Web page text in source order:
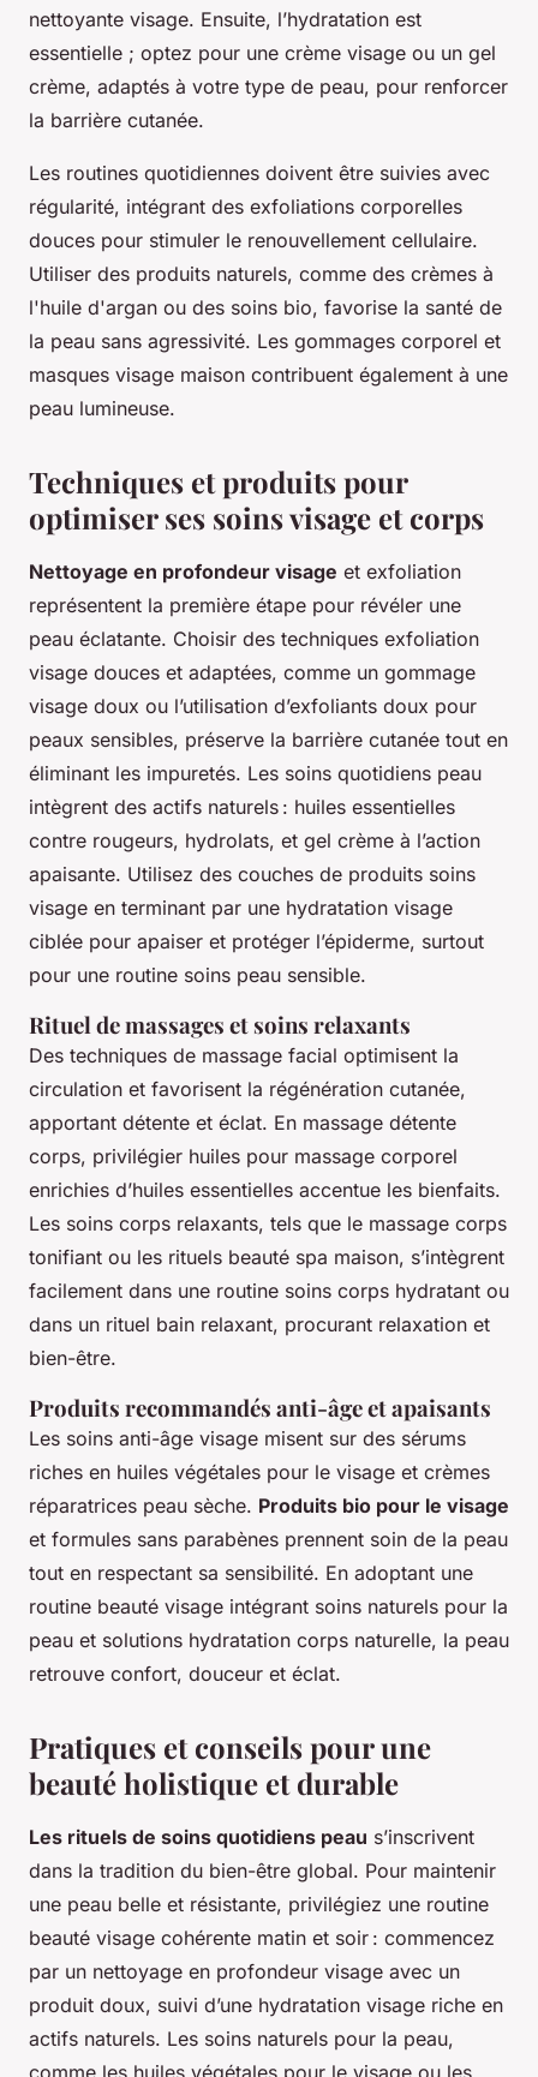
nettoyante visage. Ensuite, l’hydratation est
essentielle ; optez pour une crème visage ou un gel
crème, adaptés à votre type de peau, pour renforcer
la barrière cutanée.
Les routines quotidiennes doivent être suivies avec
régularité, intégrant des exfoliations corporelles
douces pour stimuler le renouvellement cellulaire.
Utiliser des produits naturels, comme des crèmes à
l'huile d'argan ou des soins bio, favorise la santé de
la peau sans agressivité. Les gommages corporel et
masques visage maison contribuent également à une
peau lumineuse.
Techniques et produits pour
optimiser ses soins visage et corps
Nettoyage en profondeur visage et exfoliation
représentent la première étape pour révéler une
peau éclatante. Choisir des techniques exfoliation
visage douces et adaptées, comme un gommage
visage doux ou l’utilisation d’exfoliants doux pour
peaux sensibles, préserve la barrière cutanée tout en
éliminant les impuretés. Les soins quotidiens peau
intègrent des actifs naturels : huiles essentielles
contre rougeurs, hydrolats, et gel crème à l’action
apaisante. Utilisez des couches de produits soins
visage en terminant par une hydratation visage
ciblée pour apaiser et protéger l’épiderme, surtout
pour une routine soins peau sensible.
Rituel de massages et soins relaxants
Des techniques de massage facial optimisent la
circulation et favorisent la régénération cutanée,
apportant détente et éclat. En massage détente
corps, privilégier huiles pour massage corporel
enrichies d’huiles essentielles accentue les bienfaits.
Les soins corps relaxants, tels que le massage corps
tonifiant ou les rituels beauté spa maison, s’intègrent
facilement dans une routine soins corps hydratant ou
dans un rituel bain relaxant, procurant relaxation et
bien-être.
Produits recommandés anti-âge et apaisants
Les soins anti-âge visage misent sur des sérums
riches en huiles végétales pour le visage et crèmes
réparatrices peau sèche. Produits bio pour le visage
et formules sans parabènes prennent soin de la peau
tout en respectant sa sensibilité. En adoptant une
routine beauté visage intégrant soins naturels pour la
peau et solutions hydratation corps naturelle, la peau
retrouve confort, douceur et éclat.
Pratiques et conseils pour une
beauté holistique et durable
Les rituels de soins quotidiens peau s’inscrivent
dans la tradition du bien-être global. Pour maintenir
une peau belle et résistante, privilégiez une routine
beauté visage cohérente matin et soir : commencez
par un nettoyage en profondeur visage avec un
produit doux, suivi d’une hydratation visage riche en
actifs naturels. Les soins naturels pour la peau,